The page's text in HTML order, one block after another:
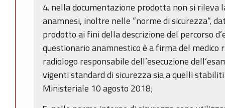
4. nella documentazione prodotta non si rileva
anamnesi, inoltre nelle “norme di sicurezza”,
prodotto ai fini della descrizione del percorso
questionario anamnestico è a firma del medico
radiologo responsabile dell’esecuzione
vigenti standard di sicurezza sia a quelli
Ministeriale 10 agosto 2018;